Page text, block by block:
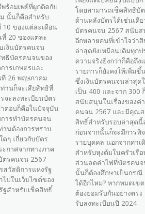
ร้อมเพย์ที่ผูกติดกับ
นั้นก็คือสำหรับ
10 ของแต่ละเดือน
20 ของแต่ละ
เงินบัตรคนจน
ธิบัตรคนจนของ
ารเกษตรและ
26 พฤษภาคม
านก็จะเสียสิทธิที่
จะลงทะเบียนบัตร
ตอบก็คือในปัจจุบัน
ารทำบัตรคนจน
นต้องการทราบ
ๆ เกี่ยวกับบัตร
กาศจากทางภาค
ตรคนจน 2567
สวัสดิการแห่งรัฐ
ปในเว็บไซต์ของ
ฐสำหรับเช็คสิทธิ์
โดยสามารถเช็คสิทธิบั
ด้านหลังบัตรได้เช่นเดี
บัตรคนจน 2567 สนับส
อีกหลายคนที่เข้าใจว่า
ล่าสุดยังเหมือนเดิมทุก
ความจริงยิ่งกว่าก็คือถึ
รายการก็ยังคงให้เพิ่ม
ซึ่งเงินบัตรคนจนล่าสุด
เป็น 400 และจาก 300
สนับสนุนในเรื่องของค่
คนจน 2567 และมีคุณ
สิทธิ์สำหรับรอบล่าสุดนี้
ก่อนจากนั้นก็จะมีการ
รายบุคคล นอกจากค่า
สำหรับหุงต้มในครัวเรื
ส่วนลดค่าไฟที่บัตรคนจ
นั้นก็ต้องศึกษาเป็นกรณี
ได้อีกไหม? หากหมดเข
ต้องยอมรับกันอย่างตร
รับลงทะเบียนปี 2024